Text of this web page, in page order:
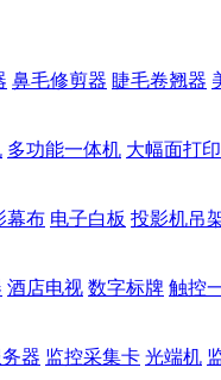
鼻毛修剪器 睫毛卷翘器
多功能一体机 大幅面打
幕布 电子白板 投影机吊
酒店电视 数字标牌 触控
器 监控采集卡 光端机